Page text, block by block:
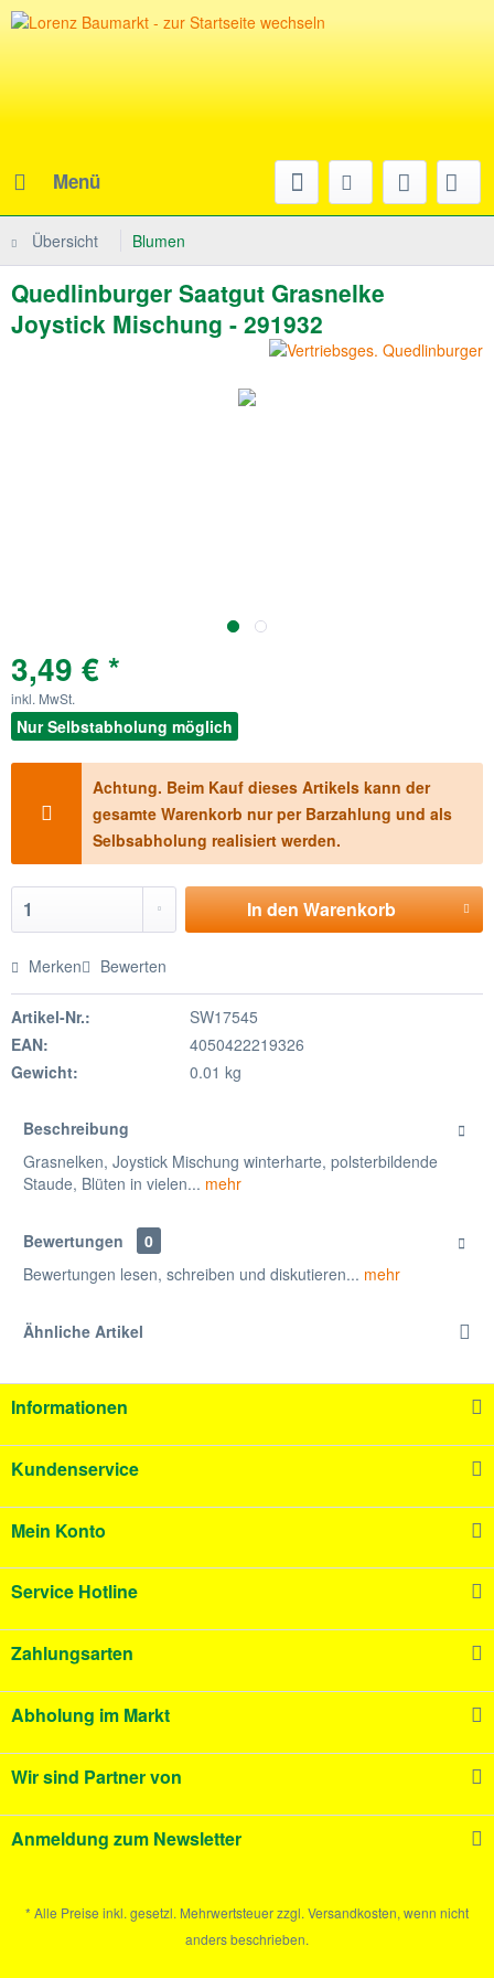
Menü
Übersicht Blumen
Quedlinburger Saatgut Grasnelke
Joystick Mischung - 291932
3,49 € *
inkl. MwSt.
Nur Selbstabholung möglich
Achtung. Beim Kauf dieses Artikels kann der
gesamte Warenkorb nur per Barzahlung und als
Selbsabholung realisiert werden.
In denWarenkorb
Merken Bewerten
Artikel-Nr.:
SW17545
EAN:
4050422219326
Gewicht:
0.01 kg
Beschreibung
Grasnelken, Joystick Mischung winterharte, polsterbildende
Staude, Blüten in vielen... mehr
Bewertungen
0
Bewertungen lesen, schreiben und diskutieren... mehr
Ähnliche Artikel
Informationen
Kundenservice
Mein Konto
Service Hotline
Zahlungsarten
Abholung im Markt
Wir sind Partner von
Anmeldung zum Newsletter
* Alle Preise inkl. gesetzl. Mehrwertsteuer zzgl. Versandkosten, wenn nicht
anders beschrieben.